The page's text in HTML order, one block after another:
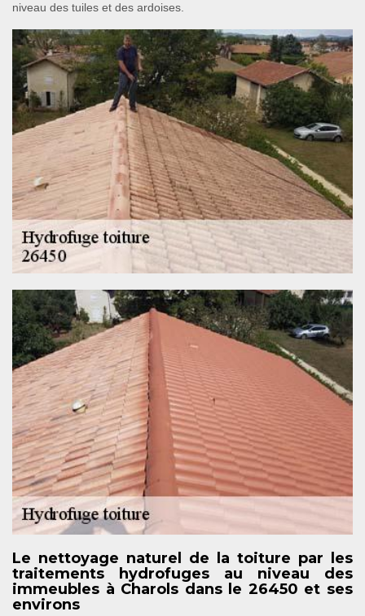
niveau des tuiles et des ardoises.
Le nettoyage naturel de la toiture par les
traitements hydrofuges au niveau des
immeubles à Charols dans le 26450 et ses
environs